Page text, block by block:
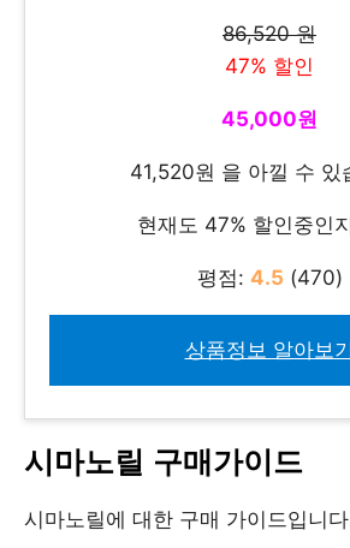
86,520 원
47% 할인
45,000원
41,520원 을 아낄 수 있
현재도 47% 할인중인
평점: 4.5 (470)
상품정보 알아보기
시마노릴 구매가이드
시마노릴에 대한 구매 가이드입니